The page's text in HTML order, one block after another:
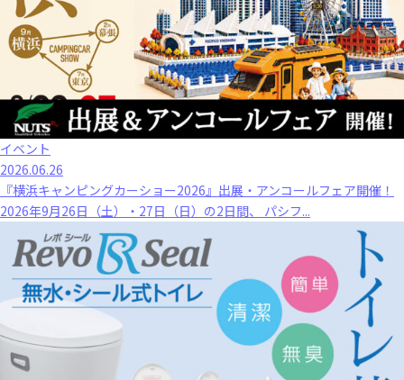
イベント
2026.06.26
『横浜キャンピングカーショー2026』出展・アンコールフェア開催！
2026年9月26日（土）・27日（日）の2日間、 パシフ...